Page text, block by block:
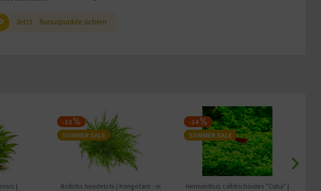
Jetzt Bonuspunkte sichern
|
-13
SOMMER SALE
Bolbitis heudelotii | Kongofarn - in
-14
SOMMER SALE
Hemianthus callitrichoides "Cuba" |